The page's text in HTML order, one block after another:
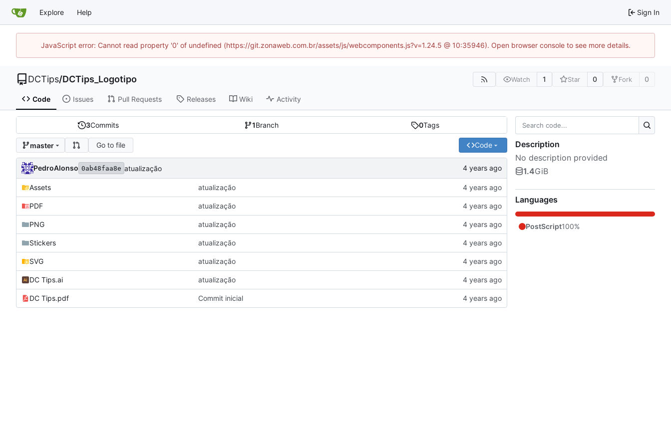
Explore Help Sign In
JavaScript error: Cannot read property '0' of undefined (https://git.zonaweb.com.br/assets/js/webcomponents.js?v=1.24.5 @ 10:35946). Open browser console to see more details.
DCTips/DCTips_Logotipo Watch 1 Star 0 Fork 0
Code Issues Pull Requests Releases Wiki Activity
3Commits 1Branch 0Tags
master Go to file Code
PedroAlonso 0ab48faa8e atualização
Assets atualização
PDF atualização
PNG atualização
Stickers atualização
SVG atualização
DC Tips.ai atualização
DC Tips.pdf Commit inicial
Description
No description provided
1.4GiB
Languages
PostScript100%